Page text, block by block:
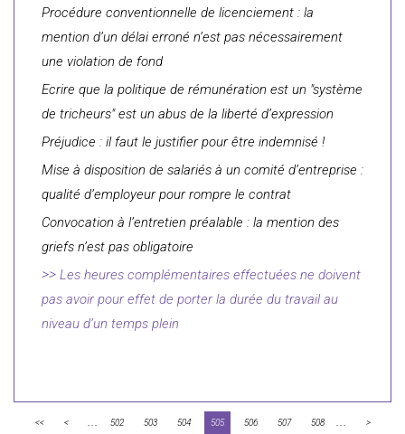
Procédure conventionnelle de licenciement : la
mention d’un délai erroné n’est pas nécessairement
une violation de fond
Ecrire que la politique de rémunération est un "système
de tricheurs" est un abus de la liberté d’expression
Préjudice : il faut le justifier pour être indemnisé !
Mise à disposition de salariés à un comité d’entreprise :
qualité d’employeur pour rompre le contrat
Convocation à l’entretien préalable : la mention des
griefs n’est pas obligatoire
Les heures complémentaires effectuées ne doivent
pas avoir pour effet de porter la durée du travail au
niveau d’un temps plein
<< < ... 502 503 504 505 506 507 508 ... >